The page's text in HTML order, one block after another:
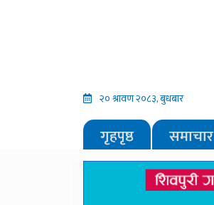
२० श्रावण २०८३, बुधबार
गृहपृष्ठ समाचार